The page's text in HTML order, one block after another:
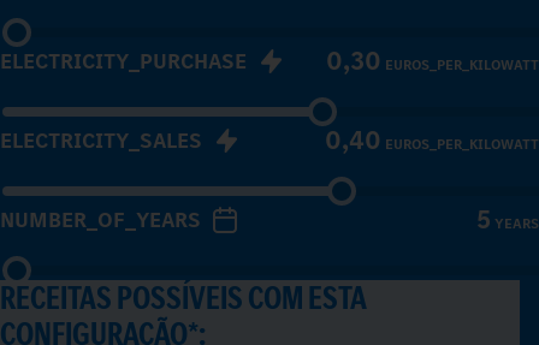
ELECTRICITY_PURCHASE 0,30 EUROS_PER_KILOWATT
ELECTRICITY_SALES 0,40 EUROS_PER_KILOWATT
NUMBER_OF_YEARS 5 YEARS
RECEITAS POSSÍVEIS COM ESTA
CONFIGURAÇÃO*: